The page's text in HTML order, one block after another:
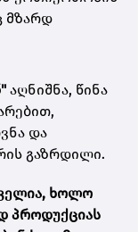
მზარდ
აღნიშნა, წინა
და
გაზრდილი.
ხოლო
პროდუქციას